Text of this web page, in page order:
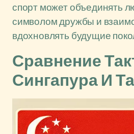
спорт может объединять
символом дружбы и
вдохновлять будущие
Сравнение
Сингапура И